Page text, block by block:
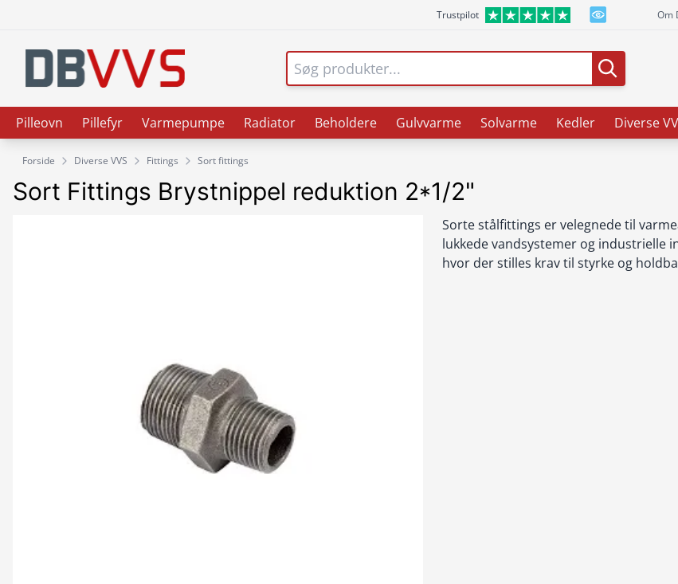
Trustpilot Om
Pilleovn Pillefyr Varmepumpe Radiator Beholdere Gulvvarme Solvarme Kedler Diverse
Forside Diverse VVS Fittings Sort fittings
Sort Fittings Brystnippel reduktion 2*1/2"
Sorte stålfittings er velegnede til
lukkede vandsystemer og industrielle
hvor der stilles krav til styrke og